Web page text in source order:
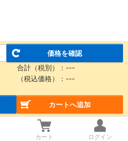
価格を確認
合計（税別）： ---
（税込価格）： ---
カートへ追加
カート ログイン